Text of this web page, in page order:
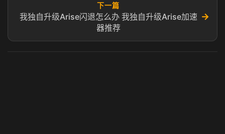
下一篇
我独自升级Arise闪退怎么办 我独自升级Arise加速
器推荐
→